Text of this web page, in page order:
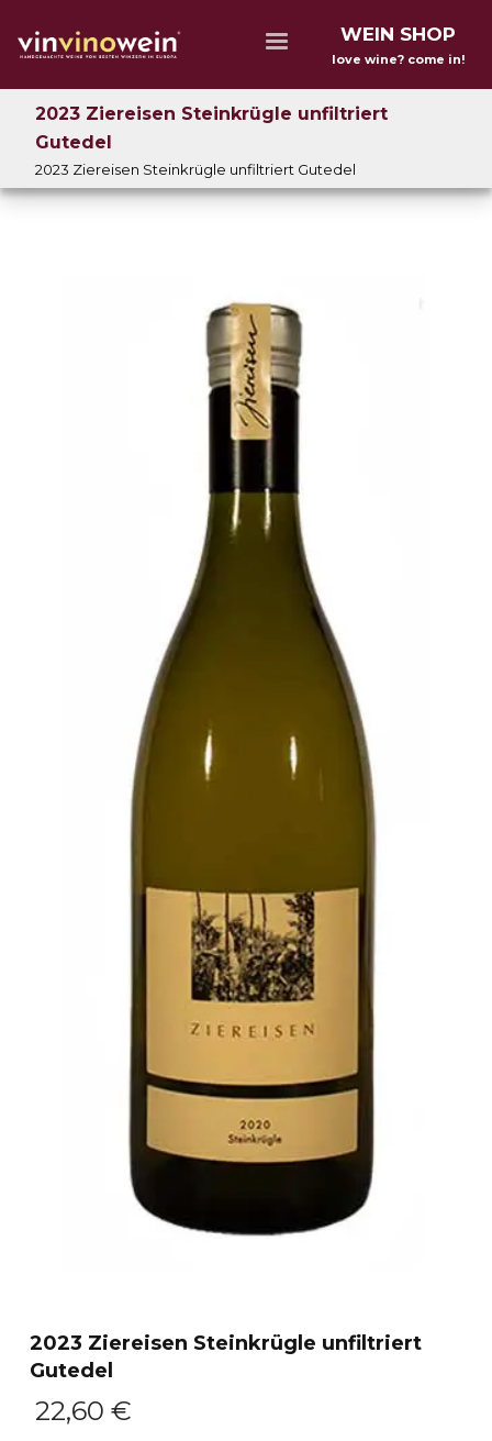
WEIN SHOP
love wine? come in!
2023 Ziereisen Steinkrügle unfiltriert
Gutedel
2023 Ziereisen Steinkrügle unfiltriert Gutedel
2023 Ziereisen Steinkrügle unfiltriert
Gutedel
22,60€